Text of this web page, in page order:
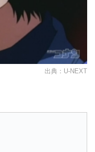
出典：U-NEXT